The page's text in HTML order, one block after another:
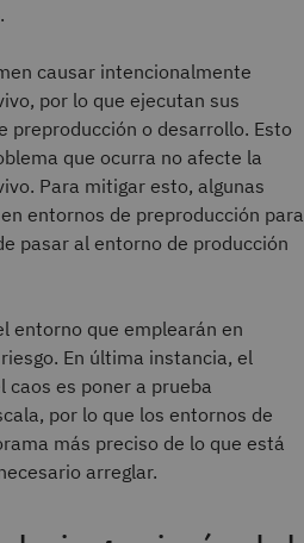
causar intencionalmente
por lo que ejecutan sus
preproducción o desarrollo. Esto
que ocurra no afecte la
Para mitigar esto, algunas
entornos de preproducción para
pasar al entorno de producción
entorno que emplearán en
En última instancia, el
es poner a prueba
por lo que los entornos de
más preciso de lo que está
arreglar.